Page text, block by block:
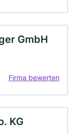
GmbH
Firma bewerten
KG